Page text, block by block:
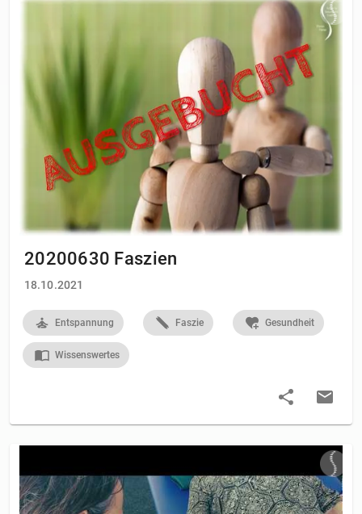
20200630 Faszien
18.10.2021
Entspannung Faszie Gesundheit
Wissenswertes